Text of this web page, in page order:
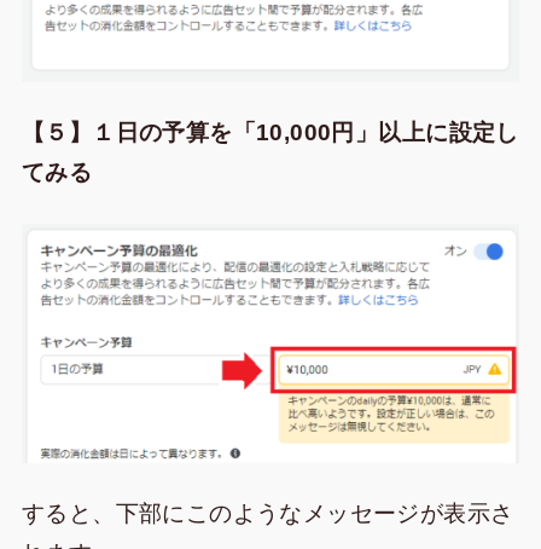
【５】１日の予算を「10,000円」以上に設定し
てみる
すると、下部にこのようなメッセージが表示さ